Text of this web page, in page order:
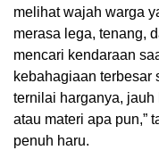
melihat wajah warga
merasa lega, tenang,
mencari kendaraan
kebahagiaan terbesar
ternilai harganya,
atau materi apa pun,”
penuh haru.